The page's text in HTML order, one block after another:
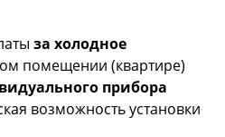
за холодное
помещении (квартире)
прибора
возможность установки